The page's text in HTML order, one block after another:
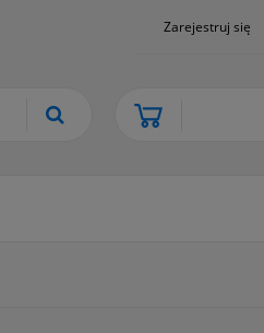
Zarejestruj się